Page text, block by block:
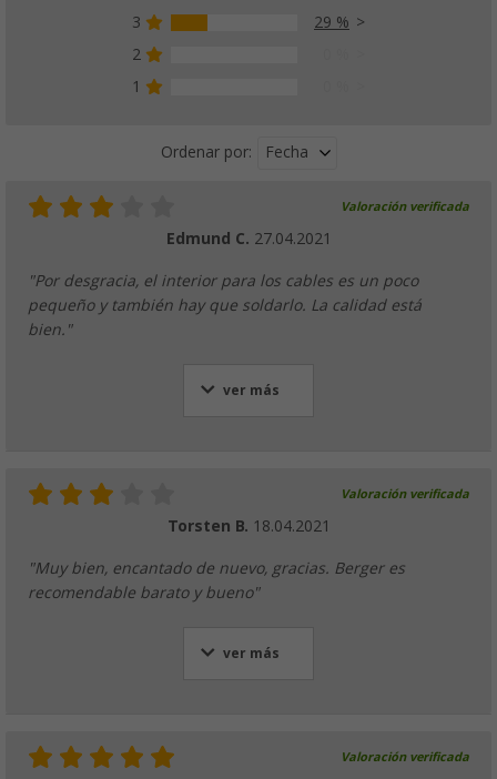
3
29 %
2
1
Ordenar por: Fecha
Valoración verificada
Edmund C. 27.04.2021
"Por desgracia, el interior para los cables es un poco
pequeño y también hay que soldarlo. La calidad está
bien."
ver más
Valoración verificada
Torsten B. 18.04.2021
"Muy bien, encantado de nuevo, gracias. Berger es
recomendable barato y bueno"
ver más
Valoración verificada